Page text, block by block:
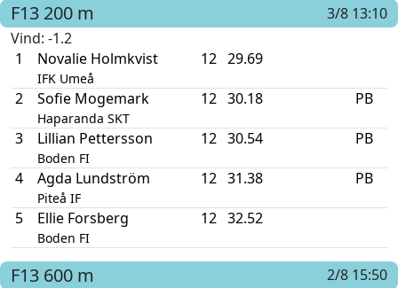
F13 200 m
3/8 13:10
Vind: -1.2
1
Novalie Holmkvist
IFK Umeå
12 29.69
2 Sofie Mogemark
Haparanda SKT
12 30.18 PB
3 Lillian Pettersson
Boden FI
12 30.54 PB
4 Agda Lundström
Piteå IF
12 31.38 PB
5 Ellie Forsberg
Boden FI
12 32.52
F13 600 m
2/8 15:50